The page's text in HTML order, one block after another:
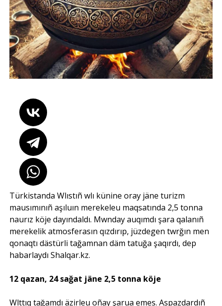
Türkistanda Wlıstıñ wlı künine oray jäne turizm
mausımınıñ aşıluın merekeleu maqsatında 2,5 tonna
naurız köje dayındaldı. Mwnday auqımdı şara qalanıñ
merekelik atmosferasın qızdırıp, jüzdegen twrğın men
qonaqtı dästürli tağamnan däm tatuğa şaqırdı, dep
habarlaydı Shalqar.kz.
12 qazan, 24 sağat jäne 2,5 tonna köje
Wlttıq tağamdı äzirleu oñay şarua emes. Aspazdardıñ